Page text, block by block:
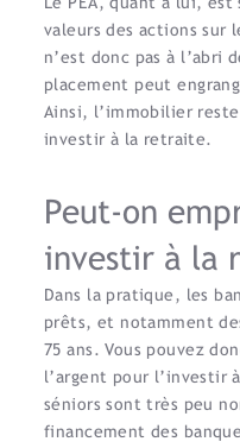
valeurs des actions sur
n’est donc pas à l’abri
placement peut
Ainsi, l’immobilier
investir à la retraite.
Peut-on
investir à la
Dans la pratique, les
prêts, et notamment
75 ans. Vous pouvez
l’argent pour l’investir
séniors sont très peu
financement des